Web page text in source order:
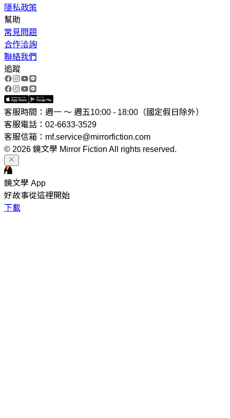
隱私政策
幫助
常見問題
合作洽詢
聯絡我們
追蹤
客服時間：週一 ～ 週五10:00 - 18:00（國定假日除外）
客服電話：02-6633-3529
客服信箱：mf.service@mirrorfiction.com
© 2026 鏡文學 Mirror Fiction All rights reserved.
鏡文學 App
好故事從這裡開始
下載